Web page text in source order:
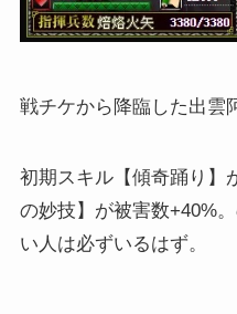
戦チケから降臨した出雲
初期スキル【傾奇踊り】
の妙技】が被害数+40%
い人は必ずいるはず。